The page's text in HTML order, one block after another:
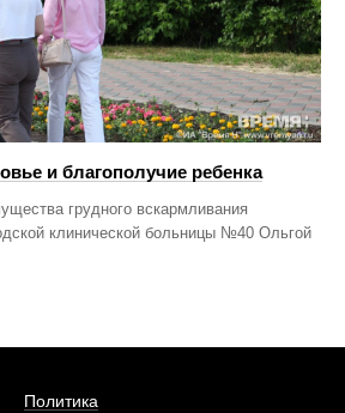
и благополучие ребенка
грудного вскармливания
клинической больницы №40 Ольгой
Политика